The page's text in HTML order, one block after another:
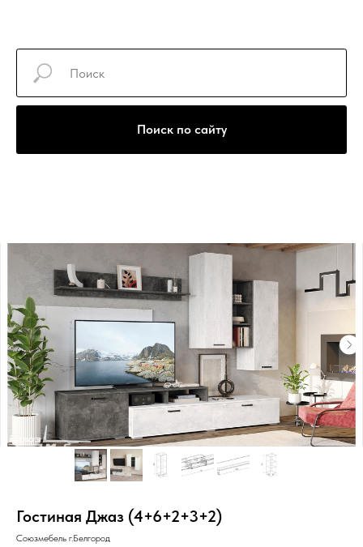
Поиск по сайту
Гостиная Джаз (4+6+2+3+2)
Союзмебель г.Белгород